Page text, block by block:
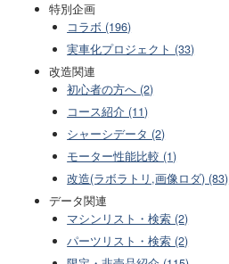
特別企画
コラボ (196)
実車化プロジェクト (33)
改造関連
初心者の方へ (2)
コース紹介 (11)
シャーシデータ (2)
モーター性能比較 (1)
改造(ラボラトリ,画像ロダ) (83)
データ関連
マシンリスト・検索 (2)
パーツリスト・検索 (2)